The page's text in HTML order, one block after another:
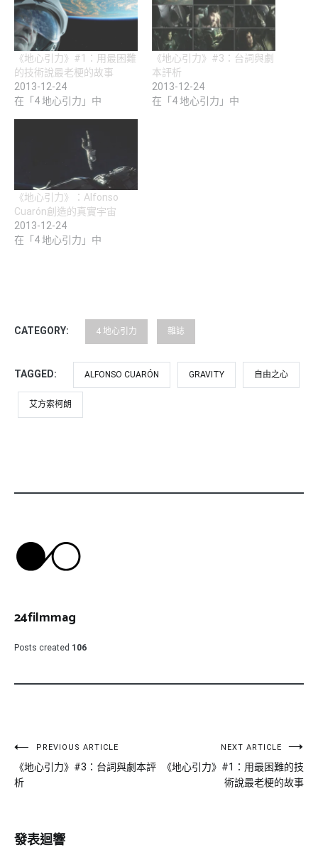
《地心引力》#1：用最困難
的技術說最老梗的故事
2013-12-24
在「4 地心引力」中
《地心引力》#3：台詞與劇
本評析
2013-12-24
在「4 地心引力」中
《地心引力》：Alfonso
Cuarón創造的真實宇宙
2013-12-24
在「4 地心引力」中
CATEGORY: 4 地心引力 雜誌
TAGGED: ALFONSO CUARÓN GRAVITY 自由之心
艾方索柯朗
24filmmag
Posts created 106
文
章
覽
PREVIOUS ARTICLE
《地心引力》#3：台詞與劇本評
析
NEXT ARTICLE
《地心引力》#1：用最困難的技
術說最老梗的故事
發表迴響